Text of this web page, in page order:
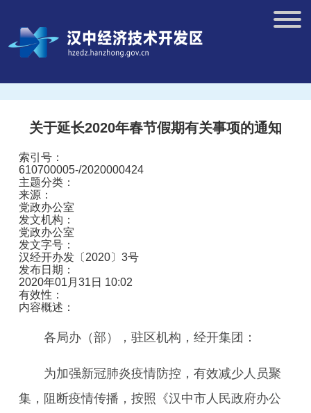
关于延长2020年春节假期有关事项的通知
索引号：
610700005-/2020000424
主题分类：
来源：
党政办公室
发文机构：
党政办公室
发文字号：
汉经开办发〔2020〕3号
发布日期：
2020年01月31日 10:02
有效性：
内容概述：
各局办（部），驻区机构，经开集团：
为加强新冠肺炎疫情防控，有效减少人员聚
集，阻断疫情传播，按照《汉中市人民政府办公